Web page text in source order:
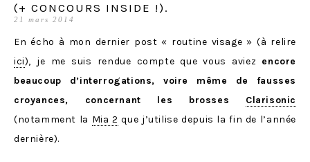
(+ CONCOURS INSIDE !).
21 mars 2014
En écho à mon dernier post « routine visage » (à relire
ici), je me suis rendue compte que vous aviez encore
beaucoup d’interrogations, voire même de fausses
croyances, concernant les brosses Clarisonic
(notamment la Mia 2 que j’utilise depuis la fin de l’année
dernière).